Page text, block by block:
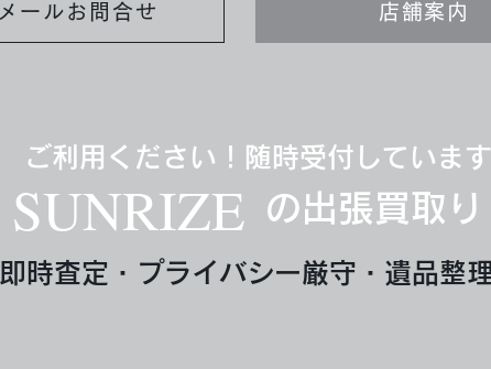
メールお問合せ 店舗案内
ご利用ください！随時受付しています
SUNRIZE の出張買取り
即時査定・プライバシー厳守・遺品整